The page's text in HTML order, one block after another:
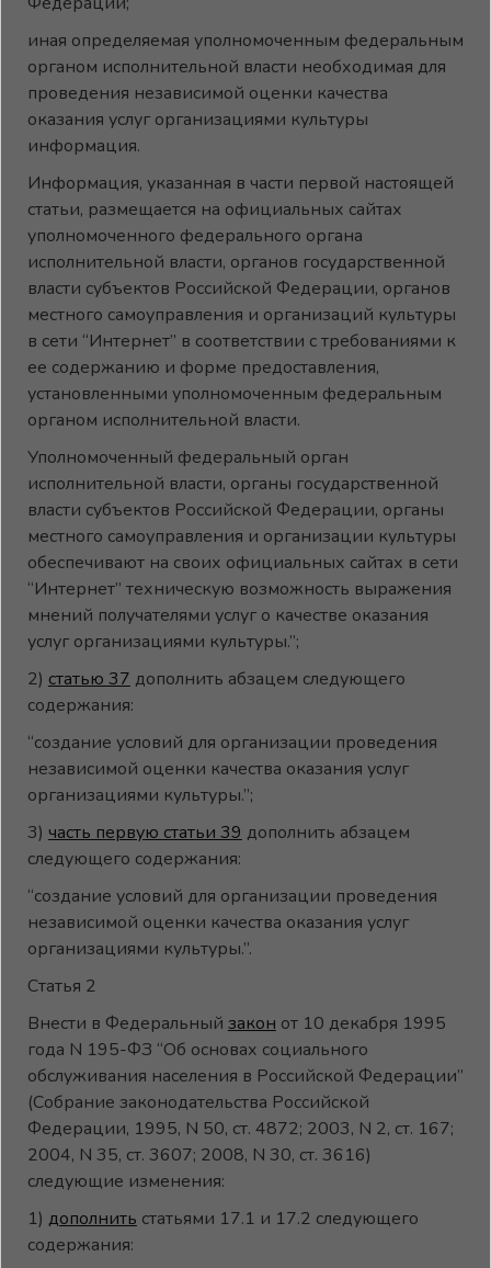
иная определяемая уполномоченным федеральным
органом исполнительной власти необходимая для
проведения независимой оценки качества
оказания услуг организациями культуры
информация.
Информация, указанная в части первой настоящей
статьи, размещается на официальных сайтах
уполномоченного федерального органа
исполнительной власти, органов государственной
власти субъектов Российской Федерации, органов
местного самоуправления и организаций культуры
в сети “Интернет” в соответствии с требованиями к
ее содержанию и форме предоставления,
установленными уполномоченным федеральным
органом исполнительной власти.
Уполномоченный федеральный орган
исполнительной власти, органы государственной
власти субъектов Российской Федерации, органы
местного самоуправления и организации культуры
обеспечивают на своих официальных сайтах в сети
“Интернет” техническую возможность выражения
мнений получателями услуг о качестве оказания
услуг организациями культуры.”;
2) статью 37 дополнить абзацем следующего
содержания:
“создание условий для организации проведения
независимой оценки качества оказания услуг
организациями культуры.”;
3) часть первую статьи 39 дополнить абзацем
следующего содержания:
“создание условий для организации проведения
независимой оценки качества оказания услуг
организациями культуры.”.
Статья 2
Внести в Федеральный закон от 10 декабря 1995
года N 195-ФЗ “Об основах социального
обслуживания населения в Российской Федерации”
(Собрание законодательства Российской
Федерации, 1995, N 50, ст. 4872; 2003, N 2, ст. 167;
2004, N 35, ст. 3607; 2008, N 30, ст. 3616)
следующие изменения:
1) дополнить статьями 17.1 и 17.2 следующего
содержания: